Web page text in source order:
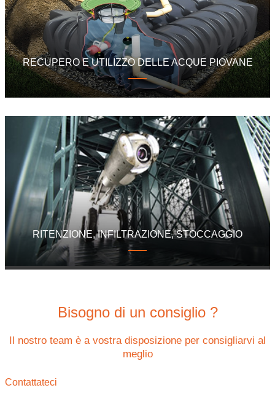
RECUPERO E UTILIZZO DELLE ACQUE PIOVANE
RITENZIONE, INFILTRAZIONE, STOCCAGGIO
Bisogno di un consiglio ?
Il nostro team è a vostra disposizione per consigliarvi al
meglio
Contattateci